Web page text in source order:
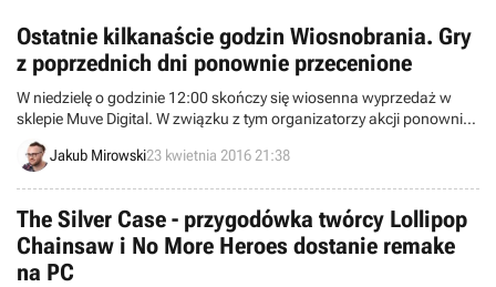
Ostatnie kilkanaście godzin Wiosnobrania. Gry
z poprzednich dni ponownie przecenione
W niedzielę o godzinie 12:00 skończy się wiosenna wyprzedaż w
sklepie Muve Digital. W związku z tym organizatorzy akcji ponownie
przecenili gry, które były w ofercie w poprzednich dniach, a także
dodali nowe tytuły.
Jakub Mirowski23 kwietnia 2016 21:38
The Silver Case - przygodówka twórcy Lollipop
Chainsaw i No More Heroes dostanie remake
na PC